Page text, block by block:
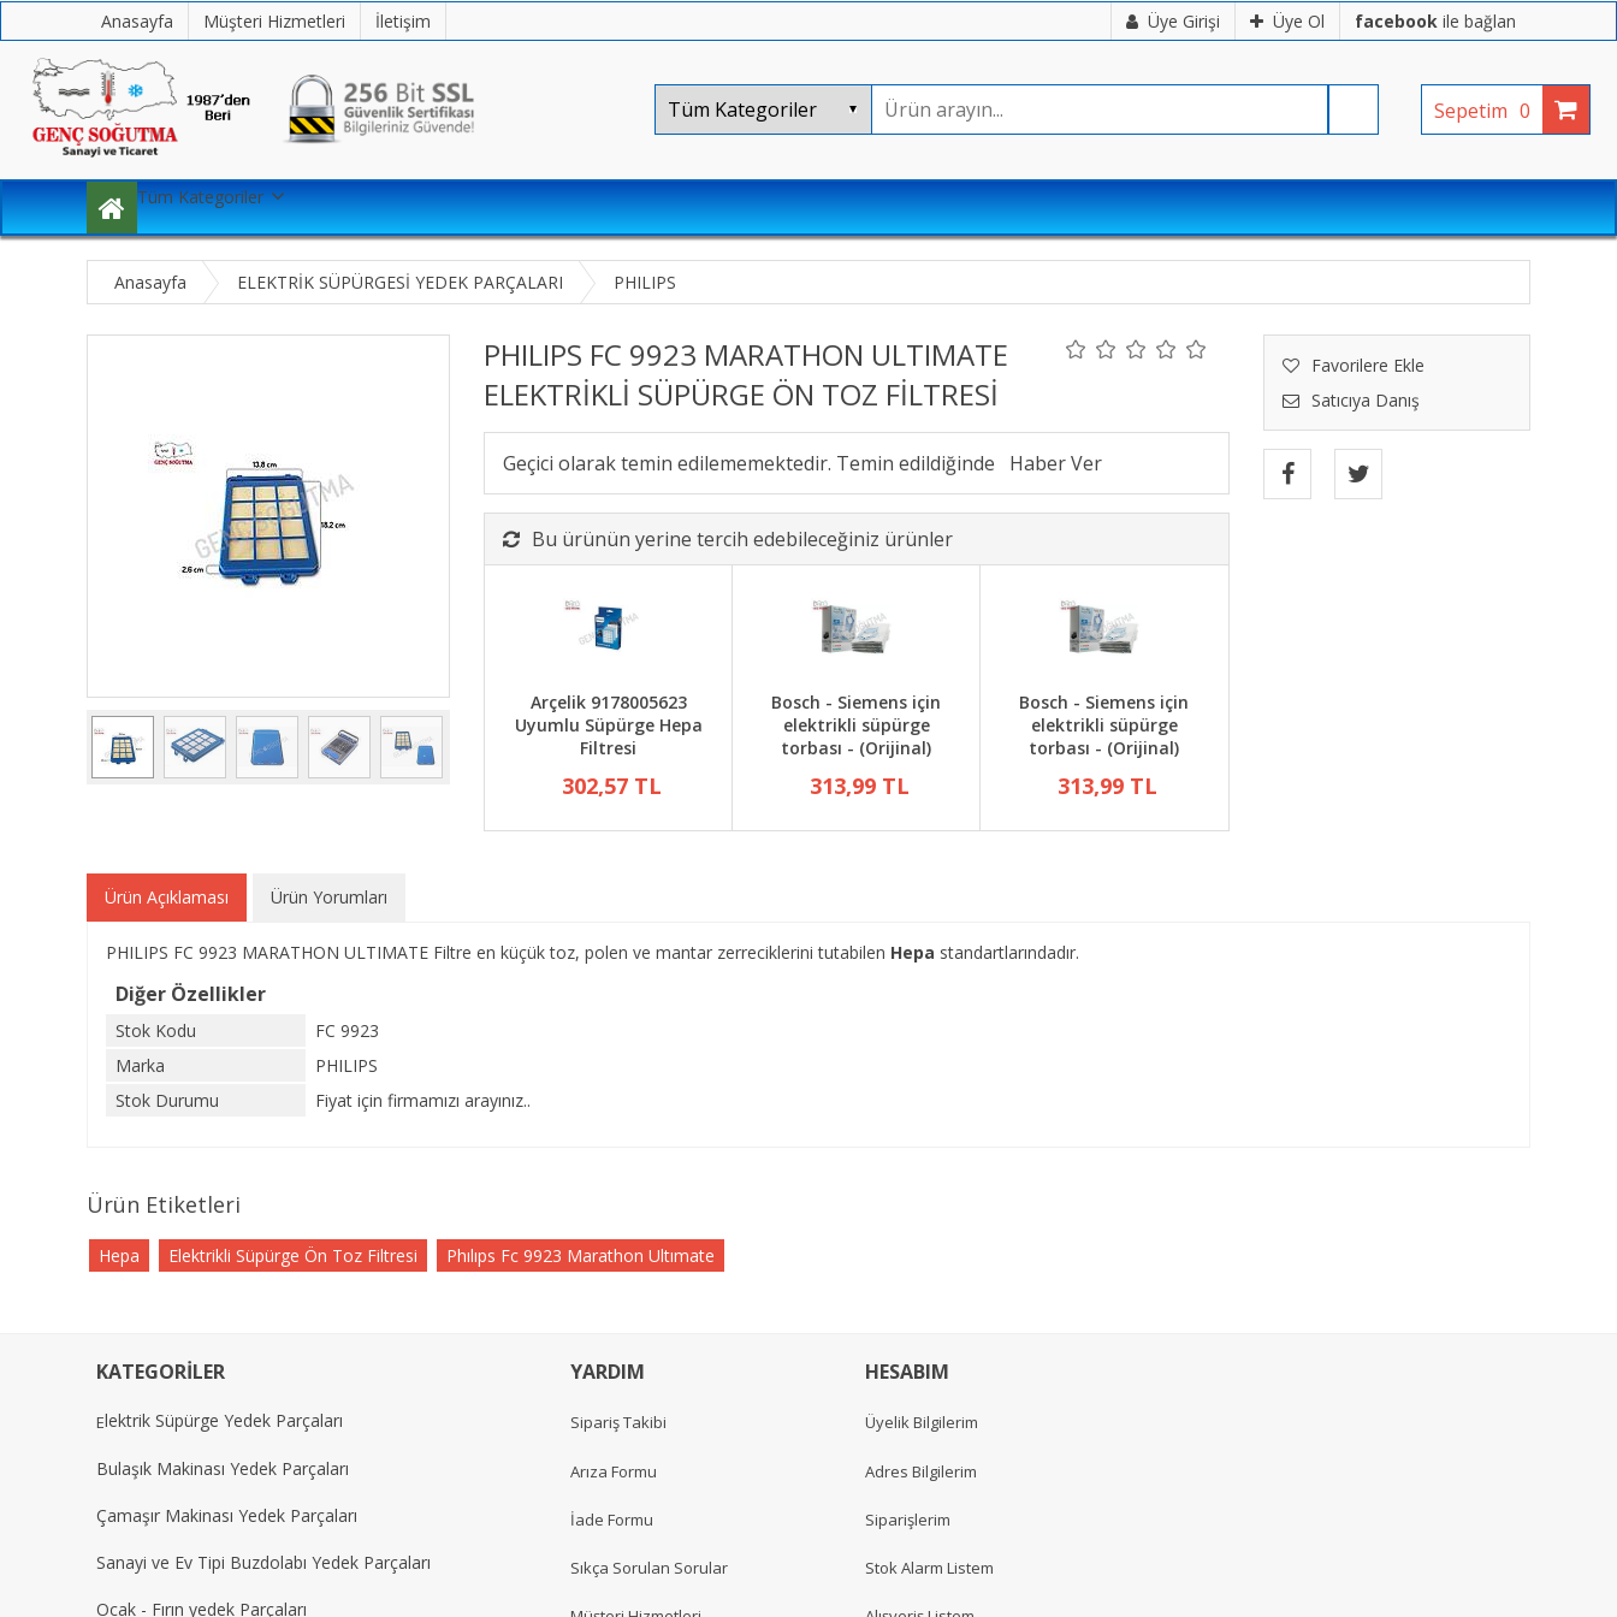
Anasayfa Müşteri Hizmetleri İletişim Üye Girişi Üye Ol facebook ile bağlan
Sepetim 0
Tüm Kategoriler
Anasayfa ELEKTRİK SÜPÜRGESİ YEDEK PARÇALARI PHILIPS
PHILIPS FC 9923 MARATHON ULTIMATE
ELEKTRİKLİ SÜPÜRGE ÖN TOZ FİLTRESİ
Favorilere Ekle
Satıcıya Danış
Geçici olarak temin edilememektedir. Temin edildiğinde
Bu ürünün yerine tercih edebileceğiniz ürünler
Arçelik 9178005623
Uyumlu Süpürge Hepa
Filtresi
302,57 TL
Bosch - Siemens için
elektrikli süpürge
torbası - (Orijinal)
313,99 TL
Bosch - Siemens için
elektrikli süpürge
torbası - (Orijinal)
313,99 TL
Ürün Açıklaması Ürün Yorumları
PHILIPS FC 9923 MARATHON ULTIMATE Filtre en küçük toz, polen ve mantar zerreciklerini tutabilen Hepa standartlarındadır.
Diğer Özellikler
Stok Kodu
FC 9923
Marka
PHILIPS
Stok Durumu
Fiyat için firmamızı arayınız..
Ürün Etiketleri
Hepa Elektrikli Süpürge Ön Toz Filtresi Phılıps Fc 9923 Marathon Ultımate
KATEGORİLER
Elektrik Süpürge Yedek Parçaları
Bulaşık Makinası Yedek Parçaları
Çamaşır Makinası Yedek Parçaları
Sanayi ve Ev Tipi Buzdolabı Yedek Parçaları
Ocak - Fırın yedek Parçaları
YARDIM
Sipariş Takibi
Arıza Formu
İade Formu
Sıkça Sorulan Sorular
HESABIM
Üyelik Bilgilerim
Adres Bilgilerim
Siparişlerim
Stok Alarm Listem